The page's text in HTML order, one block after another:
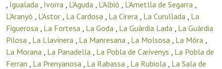
, Igualada , Ivorra , L'Aguda , L'Albió , L'Ametlla de Segarra ,
L'Aranyó , L'Astor , La Cardosa , La Cirera , La Curullada , La
Figuerosa , La Fortesa , La Goda , La Guàrdia Lada , La Guàrdia
Pilosa , La Llavinera , La Manresana , La Molsosa , La Móra ,
La Morana , La Panadella , La Pobla de Carivenys , La Pobla de
Ferran , La Prenyanosa , La Rabassa , La Rubiola , La Sala de